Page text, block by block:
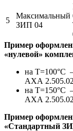
5
Максимальный
ЗИП 04
Пример
«нулевой»
на Т=100°С
АХА
на Т=150°С
АХА
Пример
«Стандартный